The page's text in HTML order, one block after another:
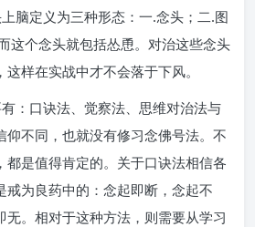
上脑定义为三种形态：一.念头；二.图
这个念头就包括怂恿。对治这些念头
样在实战中才不会落于下风。
有：口诀法、觉察法、思维对治法与
仰不同，也就没有修习念佛号法。不
都是值得肯定的。关于口诀法相信各
戒为良药中的：念起即断，念起不
无。相对于这种方法，则需要从学习